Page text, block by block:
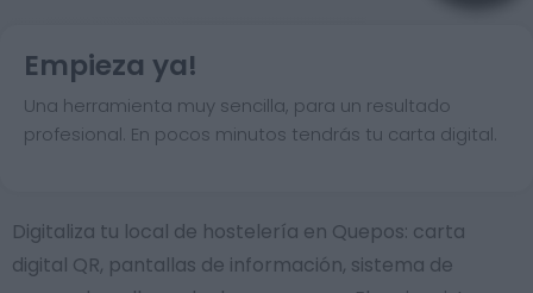
Empieza ya!
Una herramienta muy sencilla, para un resultado
profesional. En pocos minutos tendrás tu carta digital.
Digitaliza tu local de hostelería en Quepos: carta
digital QR, pantallas de información, sistema de